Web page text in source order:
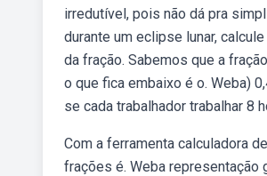
irredutível, pois não dá pra
durante um eclipse lunar,
da fração. Sabemos que a
o que fica embaixo é o. Weba)
se cada trabalhador trabalhar 8
Com a ferramenta calculadora
frações é. Weba representação